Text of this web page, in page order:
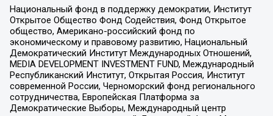
Национальный фонд в поддержку демократии, Институт
Открытое Общество Фонд Содействия, Фонд Открытое
общество, Американо-российский фонд по
экономическому и правовому развитию, Национальный
Демократический Институт Международных Отношений,
MEDIA DEVELOPMENT INVESTMENT FUND, Международный
Республиканский Институт, Открытая Россия, Институт
современной России, Черноморский фонд регионального
сотрудничества, Европейская Платформа за
Демократические Выборы, Международный центр